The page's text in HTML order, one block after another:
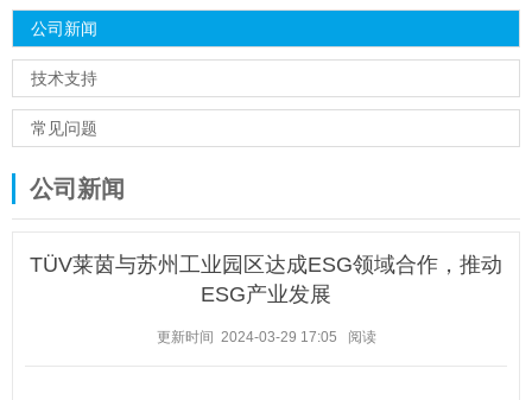
公司新闻
技术支持
常见问题
公司新闻
TÜV莱茵与苏州工业园区达成ESG领域合作，推动
ESG产业发展
更新时间 2024-03-29 17:05 阅读